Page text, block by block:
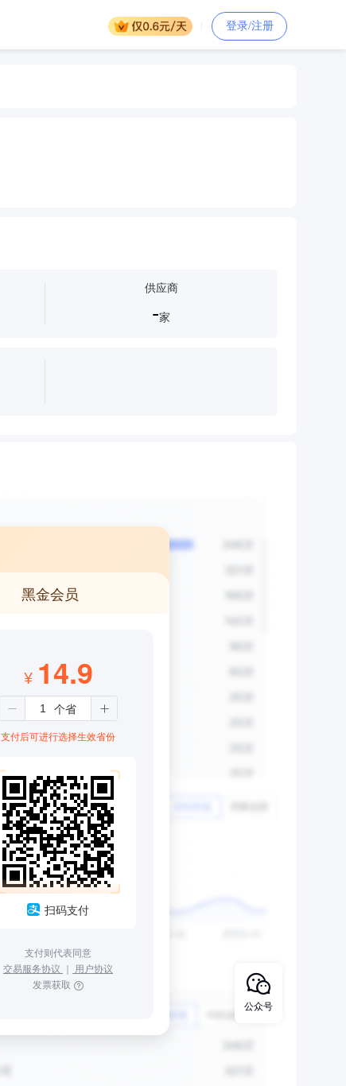
登录/注册
供应商
-家
黑金会员
¥ 14.9
支付后可进行选择生效省份
扫码支付
支付则代表同意
交易服务协议 ｜ 用户协议
发票获取
公众号